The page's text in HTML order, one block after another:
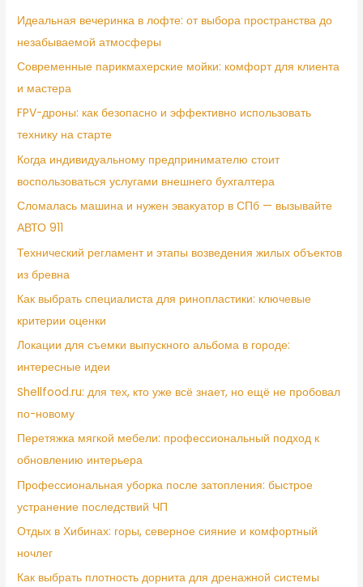
Идеальная вечеринка в лофте: от выбора пространства до
незабываемой атмосферы
Современные парикмахерские мойки: комфорт для клиента
и мастера
FPV-дроны: как безопасно и эффективно использовать
технику на старте
Когда индивидуальному предпринимателю стоит
воспользоваться услугами внешнего бухгалтера
Сломалась машина и нужен эвакуатор в СПб — вызывайте
АВТО 911
Технический регламент и этапы возведения жилых объектов
из бревна
Как выбрать специалиста для ринопластики: ключевые
критерии оценки
Локации для съемки выпускного альбома в городе:
интересные идеи
Shellfood.ru: для тех, кто уже всё знает, но ещё не пробовал
по-новому
Перетяжка мягкой мебели: профессиональный подход к
обновлению интерьера
Профессиональная уборка после затопления: быстрое
устранение последствий ЧП
Отдых в Хибинах: горы, северное сияние и комфортный
ночлег
Как выбрать плотность дорнита для дренажной системы